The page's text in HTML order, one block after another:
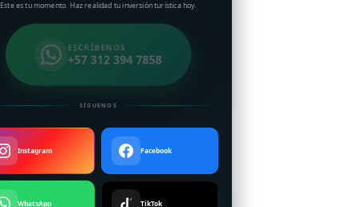
Este es tu momento. Haz realidad tu inversión turística hoy.
ESCRÍBENOS
+57 312 394 7858
SÍGUENOS
Instagram Facebook
WhatsApp TikTok